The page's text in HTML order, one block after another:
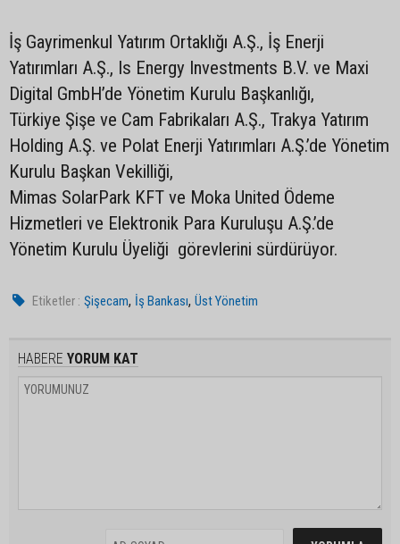
İş Gayrimenkul Yatırım Ortaklığı A.Ş., İş Enerji
Yatırımları A.Ş., Is Energy Investments B.V. ve Maxi
Digital GmbH’de Yönetim Kurulu Başkanlığı,
Türkiye Şişe ve Cam Fabrikaları A.Ş., Trakya Yatırım
Holding A.Ş. ve Polat Enerji Yatırımları A.Ş.’de Yönetim
Kurulu Başkan Vekilliği,
Mimas SolarPark KFT ve Moka United Ödeme
Hizmetleri ve Elektronik Para Kuruluşu A.Ş.’de
Yönetim Kurulu Üyeliği görevlerini sürdürüyor.
Etiketler : Şişecam, İş Bankası,Üst Yönetim
HABERE YORUM KAT